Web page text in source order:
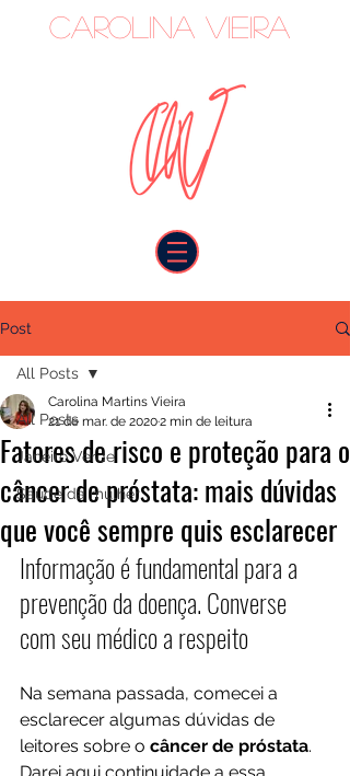
Carolina Vieira
Post
All Posts
Janeiro Verde
Saúde da mulher
All Posts
Fatores de risco e proteção para o
câncer de próstata: mais dúvidas
que você sempre quis esclarecer
Carolina Martins Vieira
21 de mar. de 20202 min de leitura
Informação é fundamental para a
prevenção da doença. Converse
com seu médico a respeito
Na semana passada, comecei a
esclarecer algumas dúvidas de
leitores sobre o câncer de próstata.